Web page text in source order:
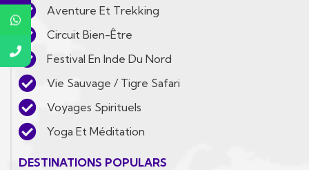
Aventure Et Trekking
Circuit Bien-Être
Festival En Inde Du Nord
Vie Sauvage / Tigre Safari
Voyages Spirituels
Yoga Et Méditation
DESTINATIONS POPULARS